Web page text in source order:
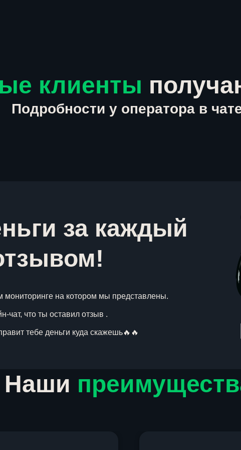
клиенты
Подробности у оператора в
за каждый
на котором мы представлены.
чат, что ты оставил отзыв .
тебе деньги куда скажешь🔥🔥
Наши